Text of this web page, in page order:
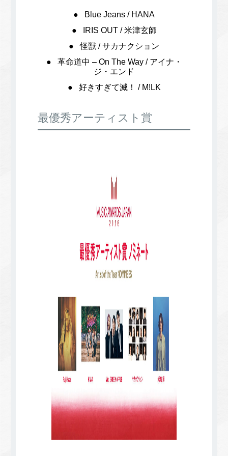
Blue Jeans / HANA
IRIS OUT / 米津玄師
怪獣 / サカナクション
革命道中 – On The Way / アイナ・
ジ・エンド
好きすぎて滅！ / M!LK
最優秀アーティスト賞